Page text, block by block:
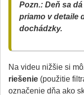
Pozn.: Deň sa
priamo v detaile
dochádzky.
Na videu nižšie si
riešenie (použitie
označenie dňa ako